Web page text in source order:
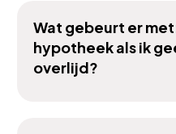
Wat gebeurt er met
hypotheek als ik
overlijd?